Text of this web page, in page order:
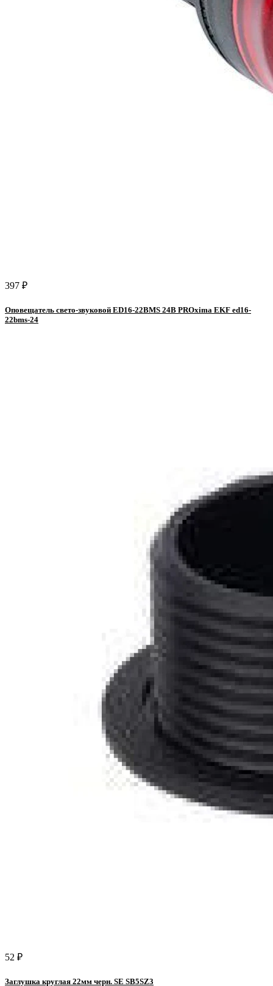
397 ₽
Оповещатель свето-звуковой ED16-22BMS 24В PROxima EKF ed16-
22bms-24
52 ₽
Заглушка круглая 22мм черн. SE SB5SZ3